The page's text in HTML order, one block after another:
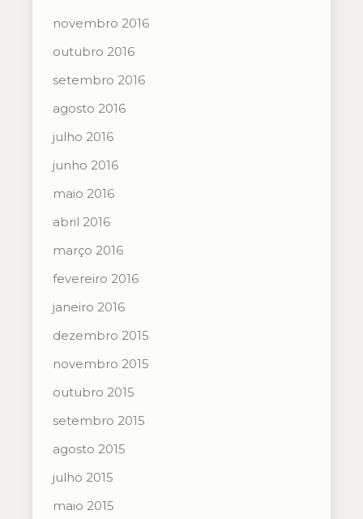
novembro 2016
outubro 2016
setembro 2016
agosto 2016
julho 2016
junho 2016
maio 2016
abril 2016
março 2016
fevereiro 2016
janeiro 2016
dezembro 2015
novembro 2015
outubro 2015
setembro 2015
agosto 2015
julho 2015
maio 2015